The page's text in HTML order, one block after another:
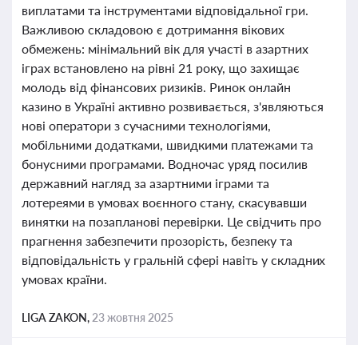
виплатами та інструментами відповідальної гри.
Важливою складовою є дотримання вікових
обмежень: мінімальний вік для участі в азартних
іграх встановлено на рівні 21 року, що захищає
молодь від фінансових ризиків. Ринок онлайн
казино в Україні активно розвивається, з'являються
нові оператори з сучасними технологіями,
мобільними додатками, швидкими платежами та
бонусними програмами. Водночас уряд посилив
державний нагляд за азартними іграми та
лотереями в умовах воєнного стану, скасувавши
винятки на позапланові перевірки. Це свідчить про
прагнення забезпечити прозорість, безпеку та
відповідальність у гральній сфері навіть у складних
умовах країни.
LIGA ZAKON, 23 жовтня 2025